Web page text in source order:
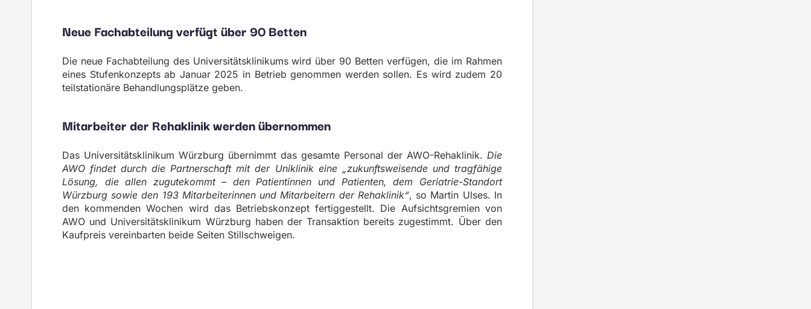
Neue Fachabteilung verfügt über 90 Betten
Die neue Fachabteilung des Universitätsklinikums wird über 90 Betten verfügen, die im Rahmen
eines Stufenkonzepts ab Januar 2025 in Betrieb genommen werden sollen. Es wird zudem 20
teilstationäre Behandlungsplätze geben.
Mitarbeiter der Rehaklinik werden übernommen
Das Universitätsklinikum Würzburg übernimmt das gesamte Personal der AWO-Rehaklinik. Die
AWO findet durch die Partnerschaft mit der Uniklinik eine „zukunftsweisende und tragfähige
Lösung, die allen zugutekommt – den Patientinnen und Patienten, dem Geriatrie-Standort
Würzburg sowie den 193 Mitarbeiterinnen und Mitarbeitern der Rehaklinik“, so Martin Ulses. In
den kommenden Wochen wird das Betriebskonzept fertiggestellt. Die Aufsichtsgremien von
AWO und Universitätsklinikum Würzburg haben der Transaktion bereits zugestimmt. Über den
Kaufpreis vereinbarten beide Seiten Stillschweigen.